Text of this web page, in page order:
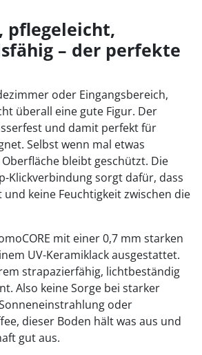
pflegeleicht,
– der perfekte
oder Eingangsbereich,
überall eine gute Figur. Der
und damit perfekt für
Selbst wenn mal etwas
bleibt geschützt. Die
Klickverbindung sorgt dafür, dass
und keine Feuchtigkeit zwischen die
mit einer 0,7 mm starken
UV-Keramiklack ausgestattet.
strapazierfähig, lichtbeständig
Also keine Sorge bei starker
oder
dieser Boden hält was aus und
gut aus.